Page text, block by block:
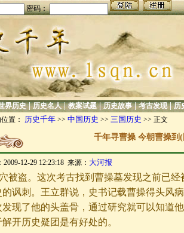
密码：
界历史|历史名人|教案试题|历史故事|考古发现|历
置： 历史千年>> 中国历史 >> 三国历史 >> 正文
千年寻曹操 今朝曹操到(
2009-12-29 12:23:18 来源： 大河报
穴被盗。这次考古找到曹操墓发现之前已
的讽刺。王立群说，史书记载曹操得头风
发现了他的头盖骨，通过研究就可以知道
解开历史疑团是有好处的。